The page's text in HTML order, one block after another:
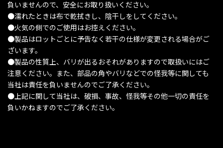
負いませんので、安全にお取り扱いください。
●濡れたときは布で乾拭きし、陰干しをしてください。
●火気の側でのご使用はお控えください。
●製品はロットごとに予告なく若干の仕様が変更される場合がご
ざいます。
●製品の性質上、バリが出るおそれがありますので取扱いにはご
注意ください。また、部品の角やバリなどでの怪我等に関しても
当社は責任を負いませんのでご了承ください。
●上記に関して当社は、破損、事故、怪我等その他一切の責任を
負いかねますのでご了承ください。